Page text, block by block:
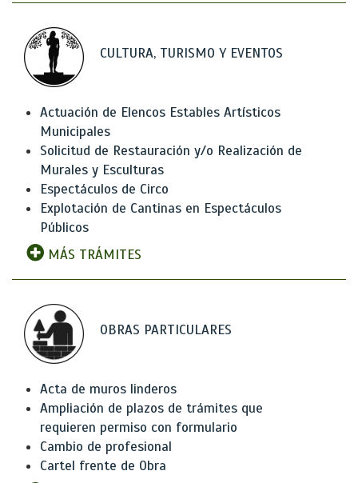
CULTURA, TURISMO Y EVENTOS
Actuación de Elencos Estables Artísticos
Municipales
Solicitud de Restauración y/o Realización de
Murales y Esculturas
Espectáculos de Circo
Explotación de Cantinas en Espectáculos
Públicos
MÁS TRÁMITES
OBRAS PARTICULARES
Acta de muros linderos
Ampliación de plazos de trámites que
requieren permiso con formulario
Cambio de profesional
Cartel frente de Obra